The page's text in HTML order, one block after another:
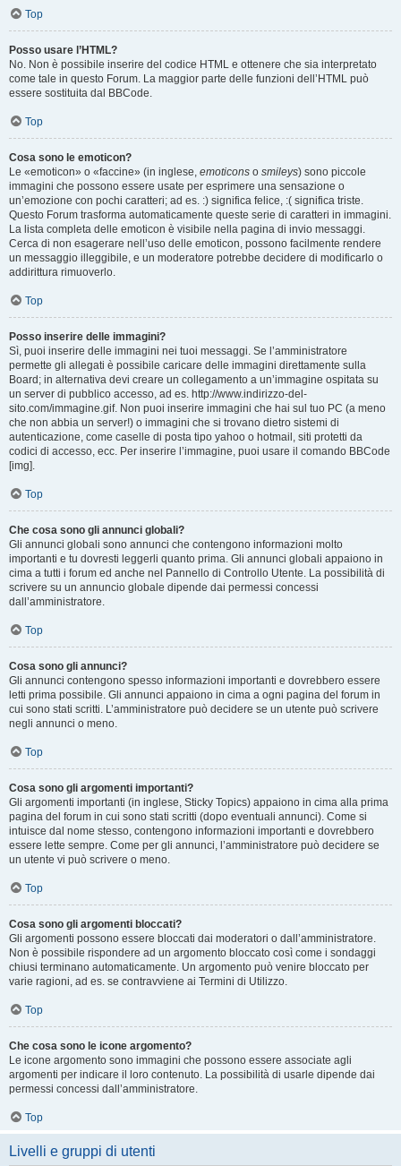
Top
Posso usare l’HTML?
No. Non è possibile inserire del codice HTML e ottenere che sia interpretato
come tale in questo Forum. La maggior parte delle funzioni dell’HTML può
essere sostituita dal BBCode.
Top
Cosa sono le emoticon?
Le «emoticon» o «faccine» (in inglese, emoticons o smileys) sono piccole
immagini che possono essere usate per esprimere una sensazione o
un’emozione con pochi caratteri; ad es. :) significa felice, :( significa triste.
Questo Forum trasforma automaticamente queste serie di caratteri in immagini.
La lista completa delle emoticon è visibile nella pagina di invio messaggi.
Cerca di non esagerare nell’uso delle emoticon, possono facilmente rendere
un messaggio illeggibile, e un moderatore potrebbe decidere di modificarlo o
addirittura rimuoverlo.
Top
Posso inserire delle immagini?
Sì, puoi inserire delle immagini nei tuoi messaggi. Se l’amministratore
permette gli allegati è possibile caricare delle immagini direttamente sulla
Board; in alternativa devi creare un collegamento a un’immagine ospitata su
un server di pubblico accesso, ad es. http://www.indirizzo-del-
sito.com/immagine.gif. Non puoi inserire immagini che hai sul tuo PC (a meno
che non abbia un server!) o immagini che si trovano dietro sistemi di
autenticazione, come caselle di posta tipo yahoo o hotmail, siti protetti da
codici di accesso, ecc. Per inserire l’immagine, puoi usare il comando BBCode
[img].
Top
Che cosa sono gli annunci globali?
Gli annunci globali sono annunci che contengono informazioni molto
importanti e tu dovresti leggerli quanto prima. Gli annunci globali appaiono in
cima a tutti i forum ed anche nel Pannello di Controllo Utente. La possibilità di
scrivere su un annuncio globale dipende dai permessi concessi
dall’amministratore.
Top
Cosa sono gli annunci?
Gli annunci contengono spesso informazioni importanti e dovrebbero essere
letti prima possibile. Gli annunci appaiono in cima a ogni pagina del forum in
cui sono stati scritti. L’amministratore può decidere se un utente può scrivere
negli annunci o meno.
Top
Cosa sono gli argomenti importanti?
Gli argomenti importanti (in inglese, Sticky Topics) appaiono in cima alla prima
pagina del forum in cui sono stati scritti (dopo eventuali annunci). Come si
intuisce dal nome stesso, contengono informazioni importanti e dovrebbero
essere lette sempre. Come per gli annunci, l’amministratore può decidere se
un utente vi può scrivere o meno.
Top
Cosa sono gli argomenti bloccati?
Gli argomenti possono essere bloccati dai moderatori o dall’amministratore.
Non è possibile rispondere ad un argomento bloccato così come i sondaggi
chiusi terminano automaticamente. Un argomento può venire bloccato per
varie ragioni, ad es. se contravviene ai Termini di Utilizzo.
Top
Che cosa sono le icone argomento?
Le icone argomento sono immagini che possono essere associate agli
argomenti per indicare il loro contenuto. La possibilità di usarle dipende dai
permessi concessi dall’amministratore.
Top
Livelli e gruppi di utenti